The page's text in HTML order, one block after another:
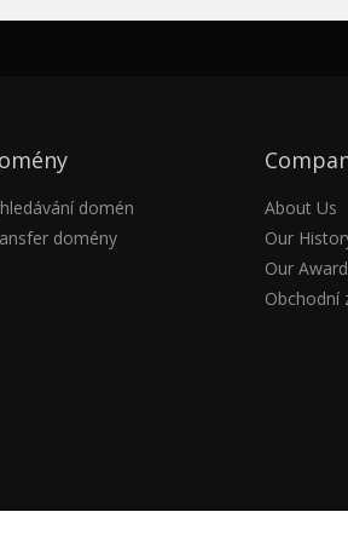
domén
domény
About Us
Our
Our
Obchodní